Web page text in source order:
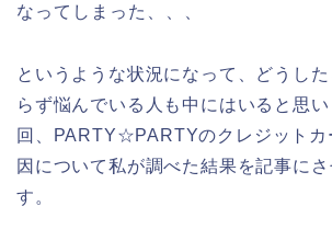
なってしまった、、、
というような状況になって、どうし
らず悩んでいる人も中にはいると思
回、PARTY☆PARTYのクレジットカ
因について私が調べた結果を記事にさ
す。